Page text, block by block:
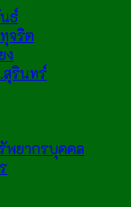
ธ์
จริต
ง
สุรินทร์
พยากรบุคคล